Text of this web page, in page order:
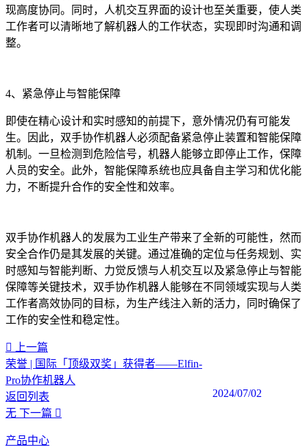
现高度协同。同时，人机交互界面的设计也至关重要，使人类
工作者可以清晰地了解机器人的工作状态，实现即时沟通和调
整。
4、紧急停止与智能保障
即使在精心设计和实时感知的前提下，意外情况仍有可能发
生。因此，双手协作机器人必须配备紧急停止装置和智能保障
机制。一旦检测到危险信号，机器人能够立即停止工作，保障
人员的安全。此外，智能保障系统也应具备自主学习和优化能
力，不断提升合作的安全性和效率。
双手协作机器人的发展为工业生产带来了全新的可能性，然而
安全合作仍是其发展的关键。通过准确的定位与任务规划、实
时感知与智能判断、力觉反馈与人机交互以及紧急停止与智能
保障等关键技术，双手协作机器人能够在不同领域实现与人类
工作者高效协同的目标，为生产线注入新的活力，同时确保了
工作的安全性和稳定性。
上一篇
荣誉 | 国际「顶级双奖」获得者——Elfin-
Pro协作机器人
2024/07/02
返回列表
无 下一篇
产品中心